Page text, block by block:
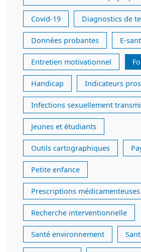
Covid-19 Diagnostics de
Données probantes E-
Entretien motivationnel
Handicap Indicateurs
Infections sexuellement
Jeunes et étudiants
Outils cartographiques
Petite enfance
Prescriptions médicamenteuses
Recherche interventionnelle
Santé environnement